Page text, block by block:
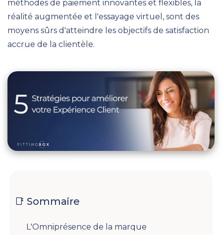
méthodes de paiement innovantes et flexibles, la
réalité augmentée et l'essayage virtuel, sont des
moyens sûrs d'atteindre les objectifs de satisfaction
accrue de la clientèle.
📑 Sommaire
L'Omniprésence de la marque